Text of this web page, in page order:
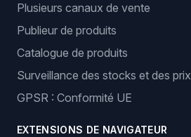
Plusieurs canaux de vente
Publieur de produits
Catalogue de produits
Surveillance des stocks et des prix
GPSR : Conformité UE
EXTENSIONS DE NAVIGATEUR